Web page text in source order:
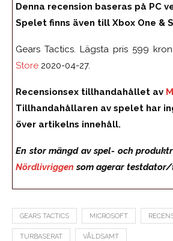
Denna recension baseras på PC
Spelet finns även till Xbox One &
Gears Tactics. Lägsta pris 599
Store 2020-04-27.
Recensionsex tillhandahållet av
Tillhandahållaren av spelet har
över artikelns innehåll.
En stor mängd av spel- och
Nördlivriggen som agerar testdator/
GEARS TACTICS MICROSOFT
TURBASERAT VÅLDSAMT